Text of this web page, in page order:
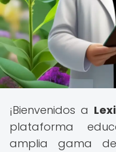
¡Bienvenidos a
plataforma
amplia gama